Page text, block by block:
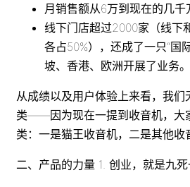
月销售额从6万到现在的几千
线下门店超过2000家（线下
各占50%），还成了一只“国
坡、香港、欧洲开展了业务。
从成绩以及用户体验上来看，我
类——因为现在一提到收音机，大
类：一是猫王收音机，二是其他收
二、产品的力量 1. 创业，就是九